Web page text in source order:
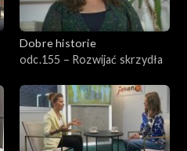
Dobre historie
odc.155 – Rozwijać skrzydła